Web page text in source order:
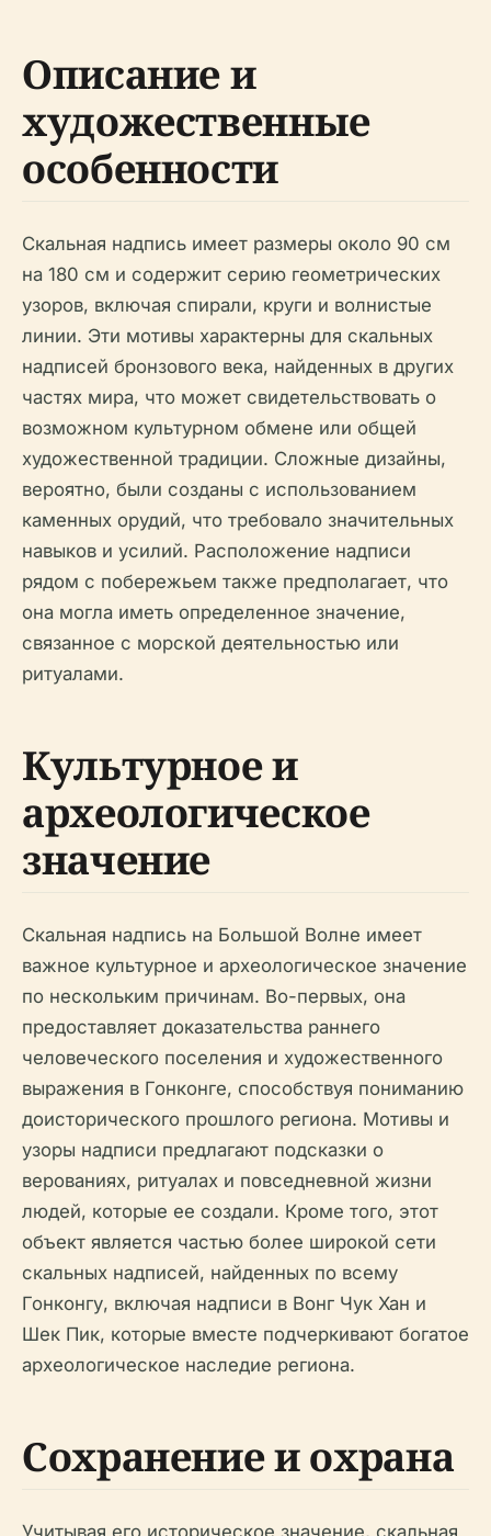
Описание и
художественные
особенности
Скальная надпись имеет размеры около 90 см
на 180 см и содержит серию геометрических
узоров, включая спирали, круги и волнистые
линии. Эти мотивы характерны для скальных
надписей бронзового века, найденных в других
частях мира, что может свидетельствовать о
возможном культурном обмене или общей
художественной традиции. Сложные дизайны,
вероятно, были созданы с использованием
каменных орудий, что требовало значительных
навыков и усилий. Расположение надписи
рядом с побережьем также предполагает, что
она могла иметь определенное значение,
связанное с морской деятельностью или
ритуалами.
Культурное и
археологическое
значение
Скальная надпись на Большой Волне имеет
важное культурное и археологическое значение
по нескольким причинам. Во-первых, она
предоставляет доказательства раннего
человеческого поселения и художественного
выражения в Гонконге, способствуя пониманию
доисторического прошлого региона. Мотивы и
узоры надписи предлагают подсказки о
верованиях, ритуалах и повседневной жизни
людей, которые ее создали. Кроме того, этот
объект является частью более широкой сети
скальных надписей, найденных по всему
Гонконгу, включая надписи в Вонг Чук Хан и
Шек Пик, которые вместе подчеркивают богатое
археологическое наследие региона.
Сохранение и охрана